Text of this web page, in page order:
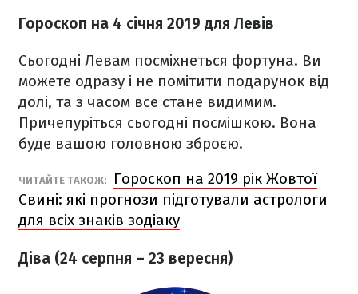
Гороскоп на 4 січня 2019 для Левів
Сьогодні Левам посміхнеться фортуна. Ви
можете одразу і не помітити подарунок від
долі, та з часом все стане видимим.
Причепуріться сьогодні посмішкою. Вона
буде вашою головною зброєю.
ЧИТАЙТЕ ТАКОЖ:
Гороскоп на 2019 рік Жовтої
Свині: які прогнози підготували астрологи
для всіх знаків зодіаку
Діва (24 серпня – 23 вересня)